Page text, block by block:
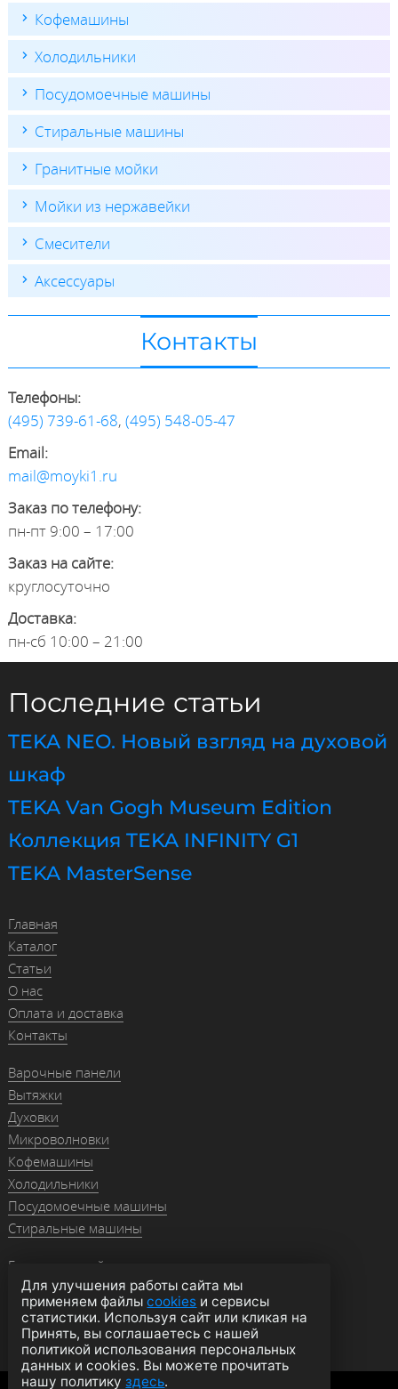
Кофемашины
Холодильники
Посудомоечные машины
Стиральные машины
Гранитные мойки
Мойки из нержавейки
Смесители
Аксессуары
Контакты
Телефоны:
(495) 739-61-68, (495) 548-05-47
Email:
mail@moyki1.ru
Заказ по телефону:
пн-пт 9:00 – 17:00
Заказ на сайте:
круглосуточно
Доставка:
пн-сб 10:00 – 21:00
Последние статьи
TEKA NEO. Новый взгляд на духовой
шкаф
TEKA Van Gogh Museum Edition
Коллекция TEKA INFINITY G1
TEKA MasterSense
Главная
Каталог
Статьи
О нас
Оплата и доставка
Контакты
Варочные панели
Вытяжки
Духовки
Микроволновки
Кофемашины
Холодильники
Посудомоечные машины
Стиральные машины
Гранитные мойки
Мойки из нержавейки
Смесители
Аксессуары
Для улучшения работы сайта мы
применяем файлыcookies и сервисы
статистики. Используя сайт или кликая на
Принять, вы соглашаетесь с нашей
политикой использования персональных
данных и cookies. Вы можете прочитать
нашу политикуздесь.